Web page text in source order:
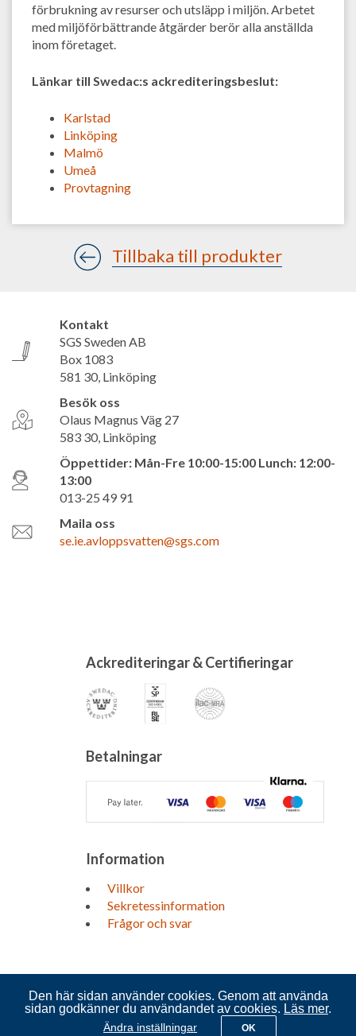
förbrukning av resurser och utsläpp i miljön. Arbetet
med miljöförbättrande åtgärder berör alla anställda
inom företaget.
Länkar till Swedac:s ackrediteringsbeslut:
Karlstad
Linköping
Malmö
Umeå
Provtagning
Tillbaka till produkter
Kontakt
SGS Sweden AB
Box 1083
581 30, Linköping
Besök oss
Olaus Magnus Väg 27
583 30, Linköping
Öppettider: Mån-Fre 10:00-15:00 Lunch: 12:00-
13:00
013-25 49 91
Maila oss
se.ie.avloppsvatten@sgs.com
Ackrediteringar & Certifieringar
Betalningar
Information
Villkor
Sekretessinformation
Frågor och svar
Den här sidan använder cookies. Genom att använda
sidan godkänner du användandet av cookies. Läs mer.
Ändra inställningar OK